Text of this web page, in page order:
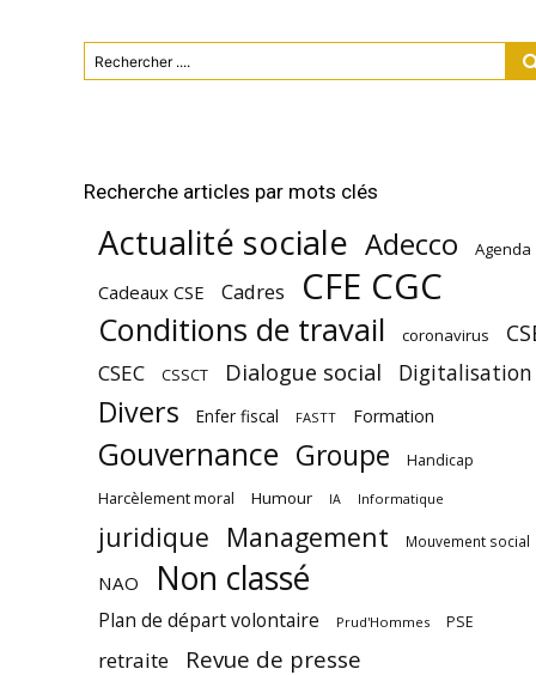
Rechercher ....
Recherche articles par mots clés
Actualité sociale Adecco Agenda
Cadeaux CSE Cadres CFE CGC
Conditions de travail coronavirus
CSEC CSSCT Dialogue social Digitalisation
Divers Enfer fiscal FASTT Formation
Gouvernance Groupe Handicap
Harcèlement moral Humour IA Informatique
juridique Management Mouvement social
NAO Non classé
Plan de départ volontaire Prud'Hommes PSE
retraite Revue de presse